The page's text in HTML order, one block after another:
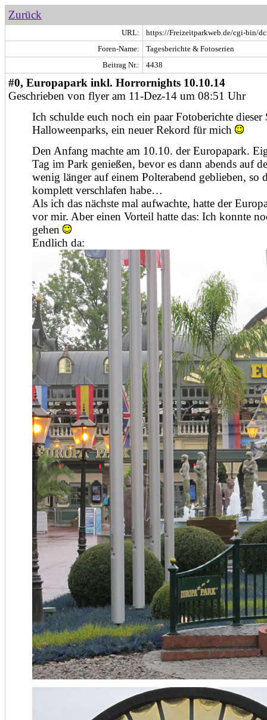
Zurück
URL:
https://Freizeitparkweb.de/cgi-bin/
Foren-Name:
Tagesberichte & Fotoserien
Beitrag Nr.:
4438
#0, Europapark inkl. Horrornights 10.10.14
Geschrieben von flyer am 11-Dez-14 um 08:51 Uhr
Ich schulde euch noch ein paar Fotoberichte
Halloweenparks, ein neuer Rekord für mich
Den Anfang machte am 10.10. der Europapark.
Tag im Park genießen, bevor es dann abends
wenig länger auf einem Polterabend geblieben, so
komplett verschlafen habe…
Als ich das nächste mal aufwachte, hatte der
vor mir. Aber einen Vorteil hatte das: Ich konnte
gehen
Endlich da: